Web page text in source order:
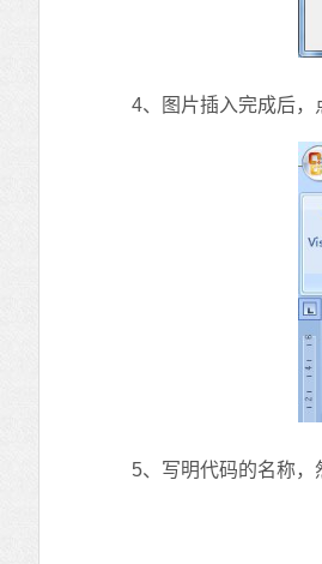
4、图片插入完成后，点
5、写明代码的名称，然